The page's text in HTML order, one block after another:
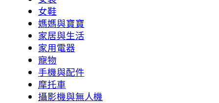
女鞋
媽媽與寶寶
家居與生活
家用電器
寵物
手機與配件
摩托車
攝影機與無人機